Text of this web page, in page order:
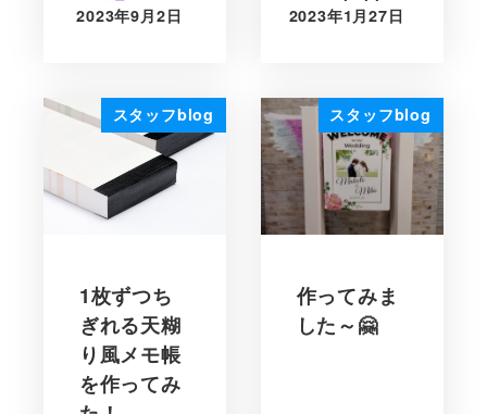
2023年9月2日
2023年1月27日
スタッフblog
1枚ずつち
ぎれる天糊
り風メモ帳
を作ってみ
スタッフblog
作ってみま
した～🤗